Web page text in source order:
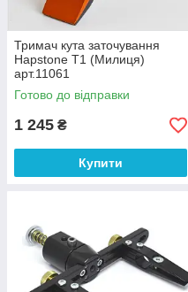
Тримач кута заточування
Hapstone T1 (Милиця)
арт.11061
Готово до відправки
1 245 ₴
Купити